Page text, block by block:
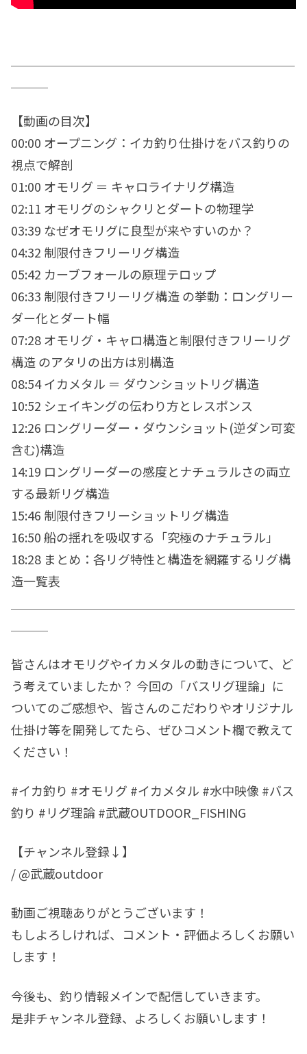
【動画の目次】
00:00 オープニング：イカ釣り仕掛けをバス釣りの
視点で解剖
01:00 オモリグ ＝ キャロライナリグ構造
02:11 オモリグのシャクリとダートの物理学
03:39 なぜオモリグに良型が来やすいのか？
04:32 制限付きフリーリグ構造
05:42 カーブフォールの原理テロップ
06:33 制限付きフリーリグ構造 の挙動：ロングリー
ダー化とダート幅
07:28 オモリグ・キャロ構造と制限付きフリーリグ
構造 のアタリの出方は別構造
08:54 イカメタル ＝ ダウンショットリグ構造
10:52 シェイキングの伝わり方とレスポンス
12:26 ロングリーダー・ダウンショット(逆ダン可変
含む)構造
14:19 ロングリーダーの感度とナチュラルさの両立
する最新リグ構造
15:46 制限付きフリーショットリグ構造
16:50 船の揺れを吸収する「究極のナチュラル」
18:28 まとめ：各リグ特性と構造を網羅するリグ構
造一覧表
皆さんはオモリグやイカメタルの動きについて、ど
う考えていましたか？ 今回の「バスリグ理論」に
ついてのご感想や、皆さんのこだわりやオリジナル
仕掛け等を開発してたら、ぜひコメント欄で教えて
ください！
#イカ釣り #オモリグ #イカメタル #水中映像 #バス
釣り #リグ理論 #武蔵OUTDOOR_FISHING
【チャンネル登録↓】
/ @武蔵outdoor
動画ご視聴ありがとうございます！
もしよろしければ、コメント・評価よろしくお願い
します！
今後も、釣り情報メインで配信していきます。
是非チャンネル登録、よろしくお願いします！